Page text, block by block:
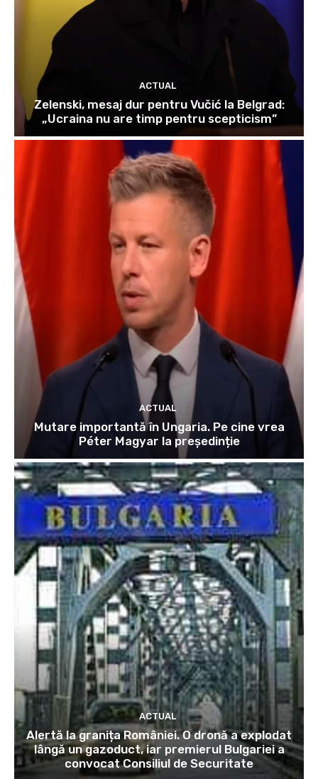
ACTUAL
Zelenski, mesaj dur pentru Vučić la Belgrad:
„Ucraina nu are timp pentru scepticism”
ACTUAL
Mutare importantă în Ungaria. Pe cine vrea
Péter Magyar la președinție
ACTUAL
Alertă la granița României. O dronă a explodat
lângă un gazoduct, iar premierul Bulgariei a
convocat Consiliul de Securitate